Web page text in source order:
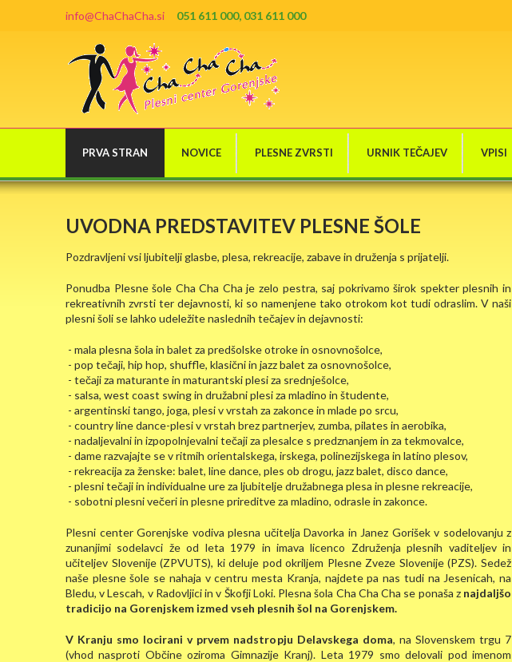
info@ChaChaCha.si 051 611 000, 031 611 000
PRVA STRAN NOVICE PLESNE ZVRSTI URNIK TEČAJEV VPISI
UVODNA PREDSTAVITEV PLESNE ŠOLE
Pozdravljeni vsi ljubitelji glasbe, plesa, rekreacije, zabave in druženja s prijatelji.
Ponudba Plesne šole Cha Cha Cha je zelo pestra, saj pokrivamo širok spekter plesnih in
rekreativnih zvrsti ter dejavnosti, ki so namenjene tako otrokom kot tudi odraslim. V naši
plesni šoli se lahko udeležite naslednih tečajev in dejavnosti:
- mala plesna šola in balet za predšolske otroke in osnovnošolce,
- pop tečaji, hip hop, shuffle, klasični in jazz balet za osnovnošolce,
- tečaji za maturante in maturantski plesi za srednješolce,
- salsa, west coast swing in družabni plesi za mladino in študente,
- argentinski tango, joga, plesi v vrstah za zakonce in mlade po srcu,
- country line dance-plesi v vrstah brez partnerjev, zumba, pilates in aerobika,
- nadaljevalni in izpopolnjevalni tečaji za plesalce s predznanjem in za tekmovalce,
- dame razvajajte se v ritmih orientalskega, irskega, polinezijskega in latino plesov,
- rekreacija za ženske: balet, line dance, ples ob drogu, jazz balet, disco dance,
- plesni tečaji in individualne ure za ljubitelje družabnega plesa in plesne rekreacije,
- sobotni plesni večeri in plesne prireditve za mladino, odrasle in zakonce.
Plesni center Gorenjske vodiva plesna učitelja Davorka in Janez Gorišek v sodelovanju z
zunanjimi sodelavci že od leta 1979 in imava licenco Združenja plesnih vaditeljev in
učiteljev Slovenije (ZPVUTS), ki deluje pod okriljem Plesne Zveze Slovenije (PZS). Sedež
naše plesne šole se nahaja v centru mesta Kranja, najdete pa nas tudi na Jesenicah, na
Bledu, v Lescah, v Radovljici in v Škofji Loki. Plesna šola Cha Cha Cha se ponaša z najdaljšo
tradicijo na Gorenjskem izmed vseh plesnih šol na Gorenjskem.
V Kranju smo locirani v prvem nadstropju Delavskega doma, na Slovenskem trgu 7
(vhod nasproti Občine oziroma Gimnazije Kranj). Leta 1979 smo delovali pod imenom